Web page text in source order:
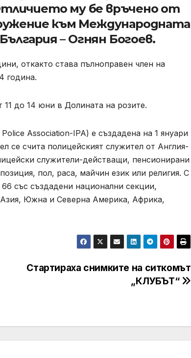
му бе връчено от
към Международната
– Огнян Богоев.
откакто става пълноправен член на
година.
до 14 юни в Долината на розите.
Association-IPA) е създадена на 1 януари
се счита полицейският служител от Англия-
служители-действащи, пенсионирани
пол, раса, майчин език или религия. С
със създадени национални секции,
Азия, Южна и Северна Америка, Африка,
Стартираха снимките на ситкомът
„КЛУБЪТ“